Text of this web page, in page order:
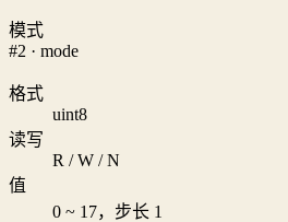
模式
#2 · mode
格式
uint8
读写
R / W / N
值
0 ~ 17，步长 1